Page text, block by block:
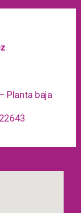
Planta baja